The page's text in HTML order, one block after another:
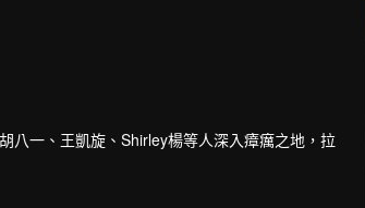
八一、王凱旋、Shirley楊等人深入瘴癘之地，拉